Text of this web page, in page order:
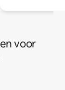
voor